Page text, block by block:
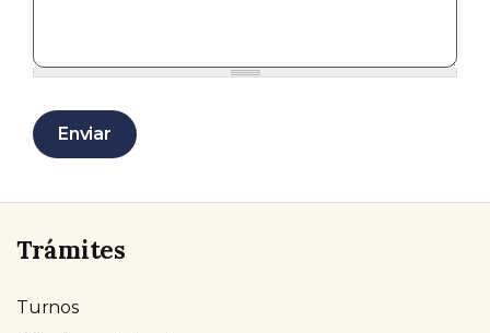
Enviar
Trámites
Turnos